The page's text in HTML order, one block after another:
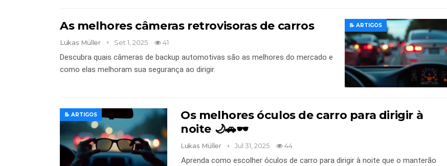
📝 ARTIGOS
As melhores câmeras retrovisoras de carros
Lukas Müller Set 1, 2025 41
Descubra quais câmeras de backup automotivas são as melhores do mercado e
como elas melhoram sua segurança ao dirigir.
📝 ARTIGOS
Os melhores óculos de carro para dirigir à
noite 🌙🚗🕶️
Lukas Müller Jul 31, 2025 44
Aprenda como escolher óculos de carro para dirigir à noite que o manterão